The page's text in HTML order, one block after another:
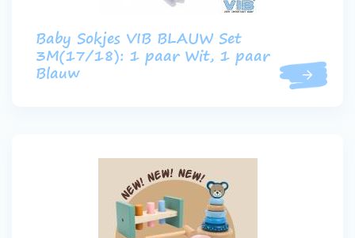
Baby Sokjes VIB BLAUW Set
3M(17/18): 1 paar Wit, 1 paar
Blauw